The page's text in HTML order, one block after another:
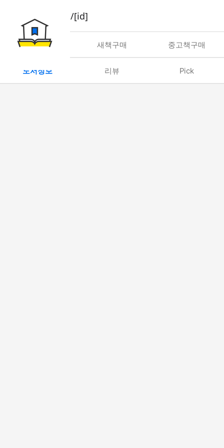
book/rent/[id]
대여 새책구매 중고책구매
도서정보 리뷰 Pick